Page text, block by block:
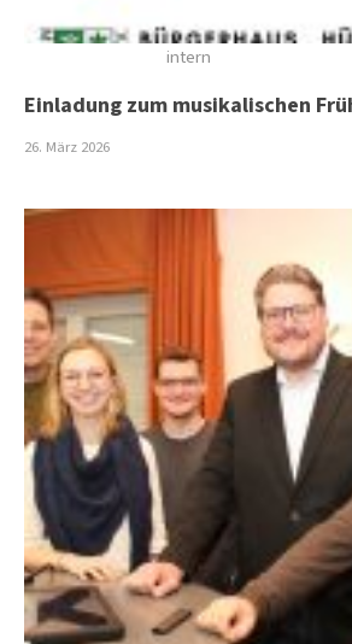
intern
Einladung zum musikalischen
26. März 2026